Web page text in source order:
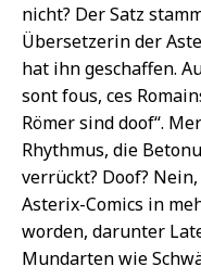
nicht? Der Satz
Übersetzerin der
hat ihn geschaffen.
sont fous, ces
Römer sind doof“.
Rhythmus, die
verrückt? Doof?
Asterix-Comics in
worden, darunter
Mundarten wie